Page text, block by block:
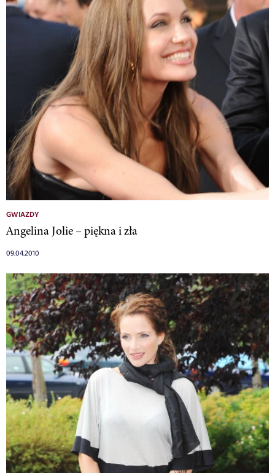
GWIAZDY
Angelina Jolie – piękna i zła
09.04.2010